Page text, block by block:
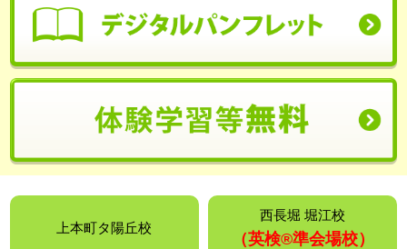
上本町タ陽丘校
西長堀 堀江校
（英検®️準会場校）